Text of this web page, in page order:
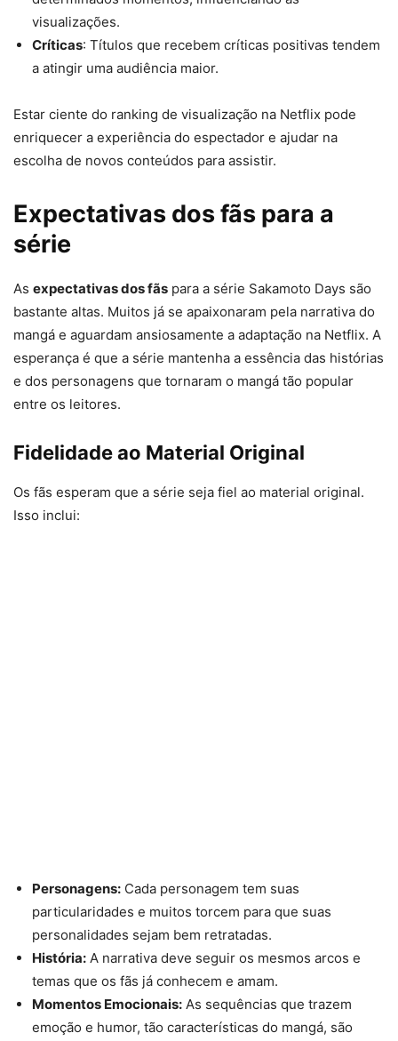
visualizações.
Críticas: Títulos que recebem críticas positivas tendem
a atingir uma audiência maior.
Estar ciente do ranking de visualização na Netflix pode
enriquecer a experiência do espectador e ajudar na
escolha de novos conteúdos para assistir.
Expectativas dos fãs para a
série
As expectativas dos fãs para a série Sakamoto Days são
bastante altas. Muitos já se apaixonaram pela narrativa do
mangá e aguardam ansiosamente a adaptação na Netflix. A
esperança é que a série mantenha a essência das histórias
e dos personagens que tornaram o mangá tão popular
entre os leitores.
Fidelidade ao Material Original
Os fãs esperam que a série seja fiel ao material original.
Isso inclui:
Personagens: Cada personagem tem suas
particularidades e muitos torcem para que suas
personalidades sejam bem retratadas.
História: A narrativa deve seguir os mesmos arcos e
temas que os fãs já conhecem e amam.
Momentos Emocionais: As sequências que trazem
emoção e humor, tão características do mangá, são